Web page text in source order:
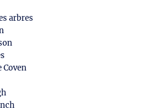
arbres
Coven